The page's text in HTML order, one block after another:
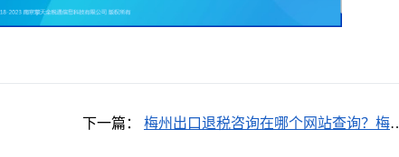
下一篇：
梅州出口退税咨询在哪个网站查询？梅